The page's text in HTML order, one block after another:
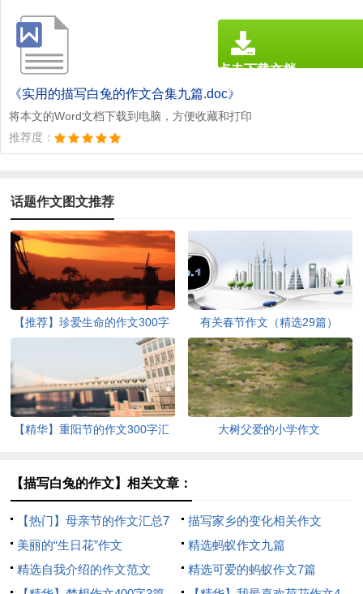
《实用的描写白兔的作文合集九篇.doc》
将本文的Word文档下载到电脑，方便收藏和打印
推荐度：
点击下载文档
文档为doc格式
话题作文图文推荐
【推荐】珍爱生命的作文300字
有关春节作文（精选29篇）
【精华】重阳节的作文300字汇
大树父爱的小学作文
【描写白兔的作文】相关文章：
【热门】母亲节的作文汇总7
篇
描写家乡的变化相关作文
美丽的“生日花”作文
精选蚂蚁作文九篇
精选自我介绍的作文范文
精选可爱的蚂蚁作文7篇